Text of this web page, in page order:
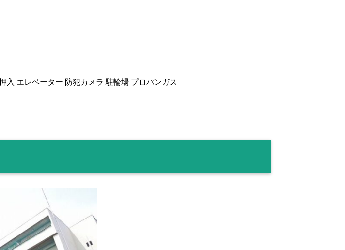
入 エレベーター 防犯カメラ 駐輪場 プロパンガス